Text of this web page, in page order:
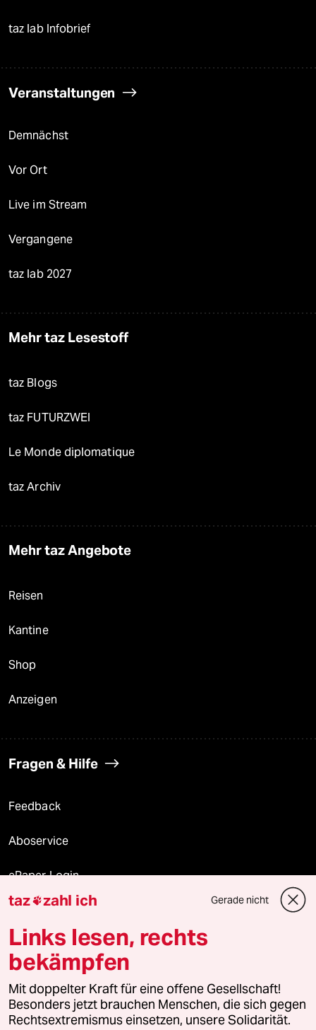
taz lab Infobrief
Veranstaltungen
Demnächst
Vor Ort
Live im Stream
Vergangene
taz lab 2027
Mehr taz Lesestoff
taz Blogs
taz FUTURZWEI
Le Monde diplomatique
taz Archiv
Mehr taz Angebote
Reisen
Kantine
Shop
Anzeigen
Fragen & Hilfe
Feedback
Aboservice
ePaper Login
Downloads für Abonnierende
© 2026 taz Verlags und Vertriebs GmbH
Alle Rechte vorbehalten. Bei rechtlichen Fragen oder für Genehmigungen
wenden Sie sich bitte an
lizenzen@taz.de
taz zahl ich Gerade nicht
Links lesen, rechts
bekämpfen
Mit doppelter Kraft für eine offene Gesellschaft!
Besonders jetzt brauchen Menschen, die sich gegen
Rechtsextremismus einsetzen, unsere Solidarität.